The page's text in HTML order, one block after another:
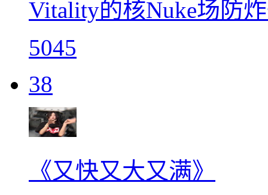
Vitality的核Nuke场防
5045
38
《又快又大又满》